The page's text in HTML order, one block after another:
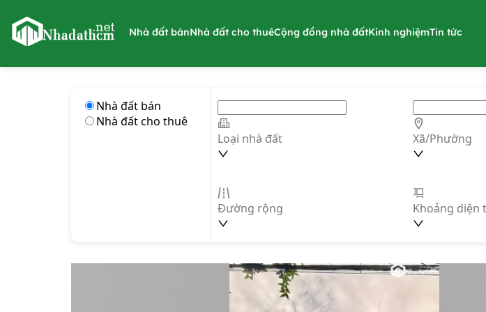
nhadathcm.net
Nhà đất bánNhà đất cho thuêCộng đồng nhà đấtKinh nghiệmTin tức
Nhà đất bán
Nhà đất cho thuê
Loại nhà đất
Xã/Phường
Đường rộng Khoảng diện